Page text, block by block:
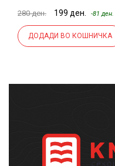
280 ден. 199 ден. -81 ден.
ДОДАДИ ВО КОШНИЧКА